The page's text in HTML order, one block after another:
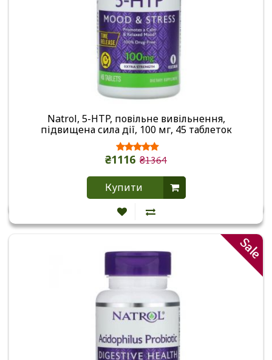
Natrol, 5-HTP, повільне вивільнення,
підвищена сила дії, 100 мг, 45 таблеток
₴1116 ₴1364
Купити
Sale